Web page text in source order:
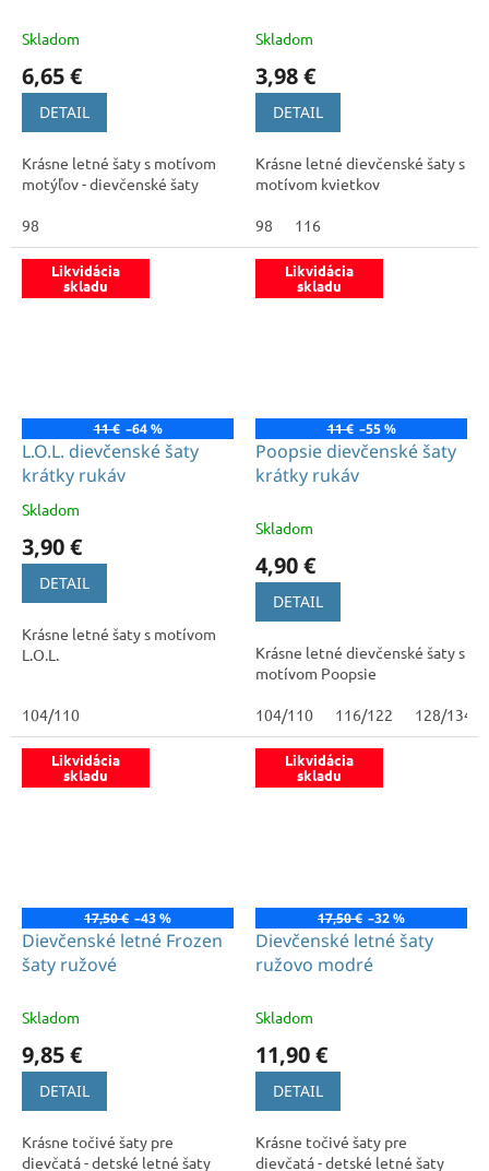
Skladom
6,65 €
DETAIL
Krásne letné šaty s motívom
motýľov - dievčenské šaty
98
Skladom
3,98 €
DETAIL
Krásne letné dievčenské šaty s
motívom kvietkov
98 116
Likvidácia
skladu
11 € –64 %
L.O.L. dievčenské šaty
krátky rukáv
Priemerné
produktu
5,0
5
hviezdičiek.
Skladom
3,90 €
DETAIL
Krásne letné šaty s motívom
L.O.L.
104/110
Likvidácia
skladu
11 € –55 %
Poopsie dievčenské šaty
krátky rukáv
Skladom
4,90 €
DETAIL
Krásne letné dievčenské šaty s
motívom Poopsie
104/110 116/122 128/134
Likvidácia
skladu
17,50 € –43 %
Dievčenské letné Frozen
šaty ružové
Skladom
9,85 €
DETAIL
Krásne točivé šaty pre
dievčatá - detské letné šaty
Likvidácia
skladu
17,50 € –32 %
Dievčenské letné šaty
ružovo modré
Skladom
11,90 €
DETAIL
Krásne točivé šaty pre
dievčatá - detské letné šaty